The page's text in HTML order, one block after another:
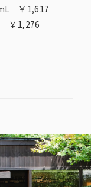
￥1,617
￥1,276